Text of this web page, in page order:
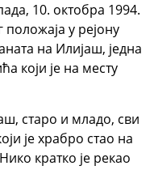
10. октобра 1994.
положаја у рејону
на Илијаш, једна
који је на месту
старо и младо, сви
је храбро стао на
кратко је рекао